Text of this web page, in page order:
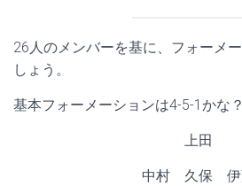
26人のメンバーを基に、フォーメ
しょう。
基本フォーメーションは4-5-1かな？
上田
中村 久保 伊